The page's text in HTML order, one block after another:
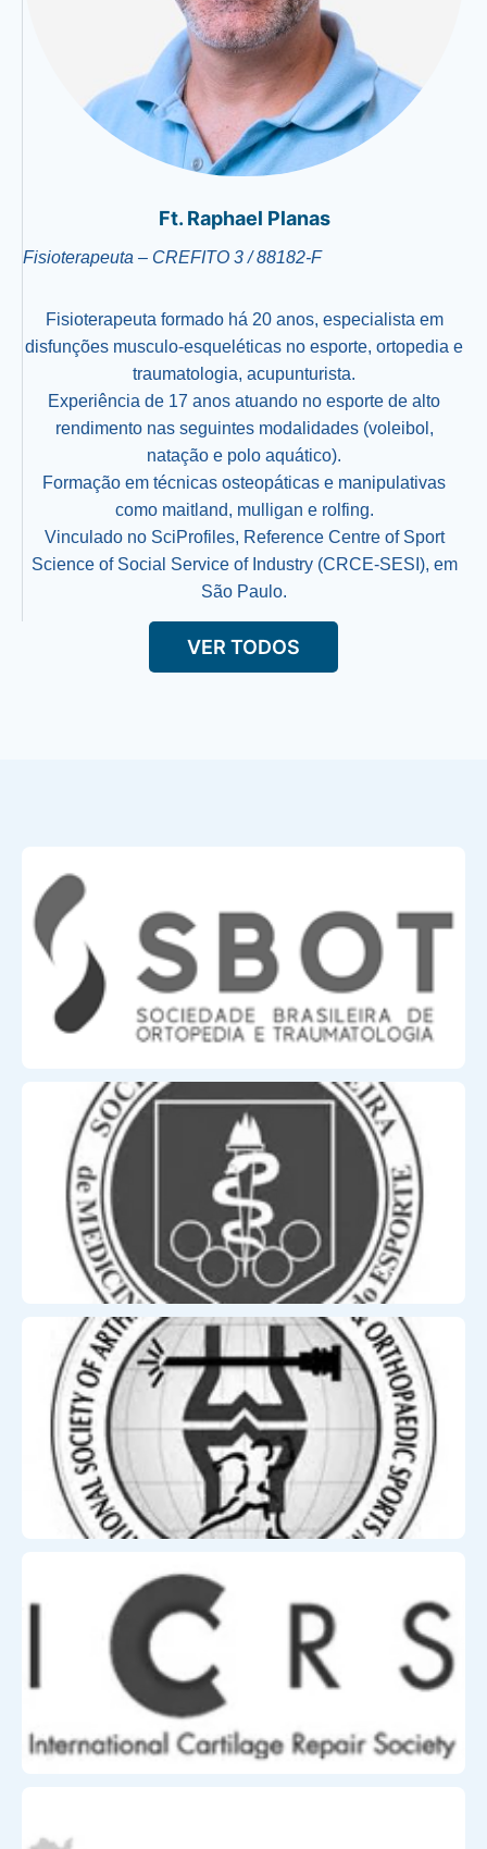
Ft. Raphael Planas
Fisioterapeuta – CREFITO 3 / 88182-F
Fisioterapeuta formado há 20 anos, especialista em
disfunções musculo-esqueléticas no esporte, ortopedia e
traumatologia, acupunturista.
Experiência de 17 anos atuando no esporte de alto
rendimento nas seguintes modalidades (voleibol,
natação e polo aquático).
Formação em técnicas osteopáticas e manipulativas
como maitland, mulligan e rolfing.
Vinculado no SciProfiles, Reference Centre of Sport
Science of Social Service of Industry (CRCE-SESI), em
São Paulo.
VER TODOS